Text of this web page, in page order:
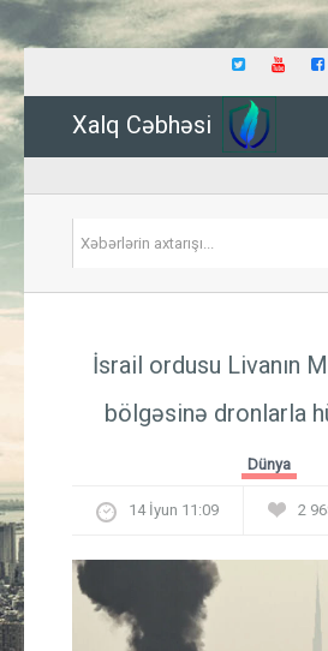
Xalq Cəbhəsi
İsrail ordusu Livanın
bölgəsinə dronlarla
Dünya
14 İyun 11:09 2